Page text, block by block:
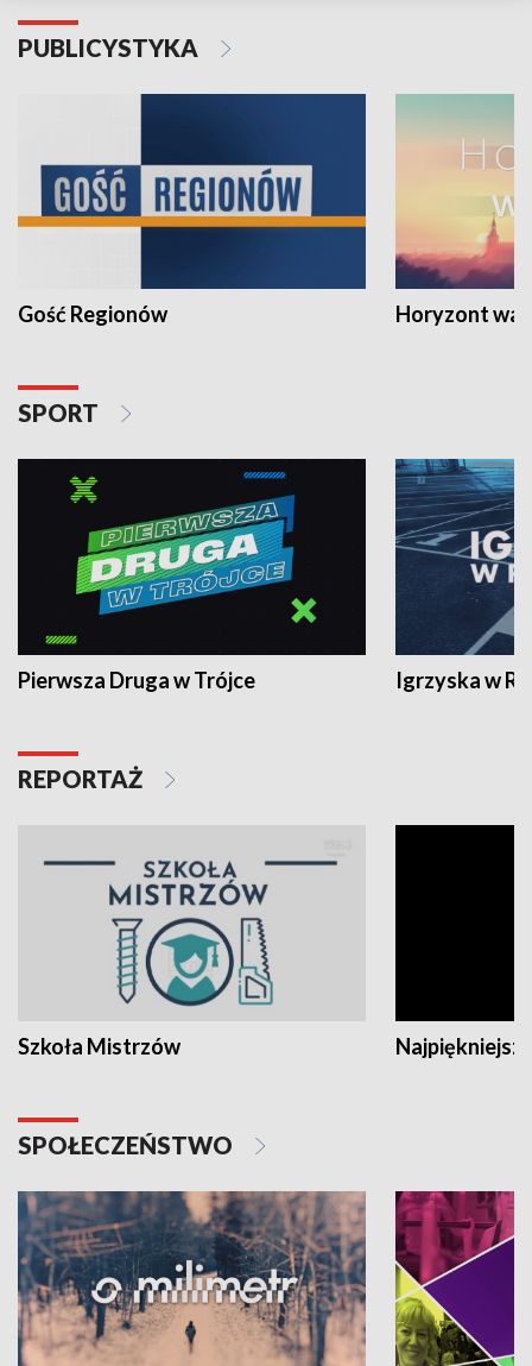
PUBLICYSTYKA
Gość Regionów Horyzont
SPORT
Pierwsza Druga w Trójce Igrzyska w
REPORTAŻ
Szkoła Mistrzów
SPOŁECZEŃSTWO